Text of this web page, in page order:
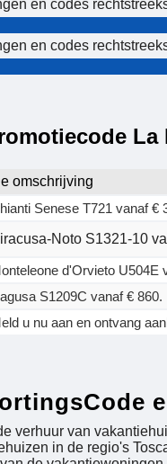
en codes
en codes
La
omschrijving
Senese T721 vanaf €
Noto S1321-10
d'Orvieto U504E
S1209C vanaf € 860.
u nu aan en ontvang
verhuur van
in de regio's